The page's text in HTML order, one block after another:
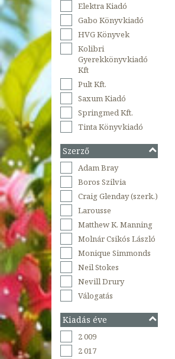
Elektra Kiadó
Gabo Könyvkiadó
HVG Könyvek
Kolibri
Gyerekkönyvkiadó
Kft
Pult Kft.
Saxum Kiadó
Springmed Kft.
Tinta Könyvkiadó
Szerző
Adam Bray
Boros Szilvia
Craig Glenday (szerk.)
Larousse
Matthew K. Manning
Molnár Csikós László
Monique Simmonds
Neil Stokes
Nevill Drury
Válogatás
Kiadás éve
2 009
2 017